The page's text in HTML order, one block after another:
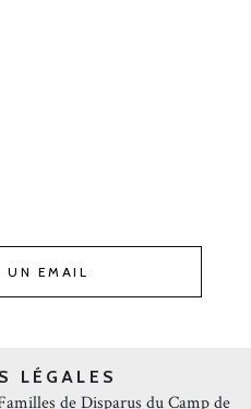
UN EMAIL
LÉGALES
de Disparus du Camp de